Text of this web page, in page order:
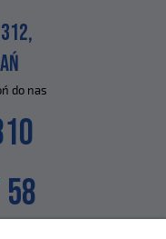
do nas